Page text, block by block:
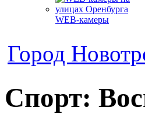
WEB-камеры
Город
Спорт: